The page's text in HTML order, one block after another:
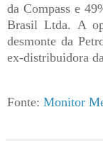
da Compass e
Brasil Ltda. A
desmonte da
ex-distribuidora
Fonte: Monitor